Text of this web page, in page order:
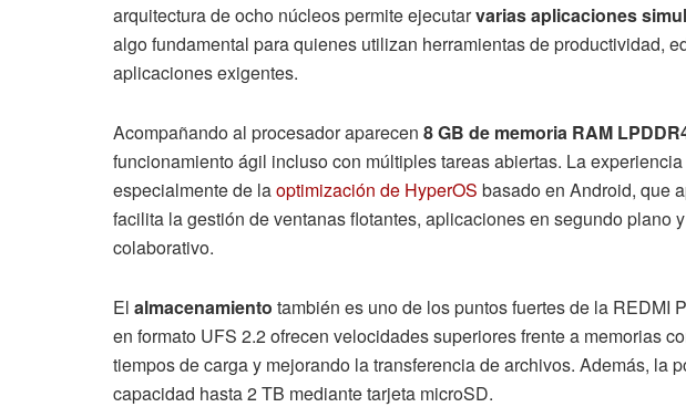
arquitectura de ocho núcleos permite ejecutarvarias aplicaciones
algo fundamental para quienes utilizan herramientas de productividad,
aplicaciones exigentes.
Acompañando al procesador aparecen 8 GB de memoria RAM
funcionamiento ágil incluso con múltiples tareas abiertas. La
especialmente de laoptimización de HyperOS basado en Android, que
facilita la gestión de ventanas flotantes, aplicaciones en segundo plano
colaborativo.
El almacenamiento también es uno de los puntos fuertes de la REDMI
en formato UFS 2.2 ofrecen velocidades superiores frente a memorias
tiempos de carga y mejorando la transferencia de archivos. Además, la
capacidad hasta 2 TB mediante tarjeta microSD.